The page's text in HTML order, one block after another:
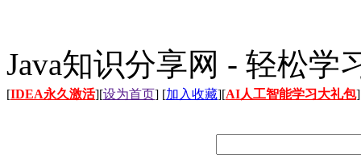
Java知识分享网 - 轻松学
[IDEA永久激活][设为首页] [加入收藏][AI人工智能学习大礼包]